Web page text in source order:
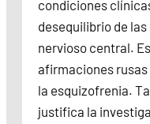
condiciones
desequilibrio de
nervioso central.
afirmaciones rusas
la esquizofrenia.
justifica la